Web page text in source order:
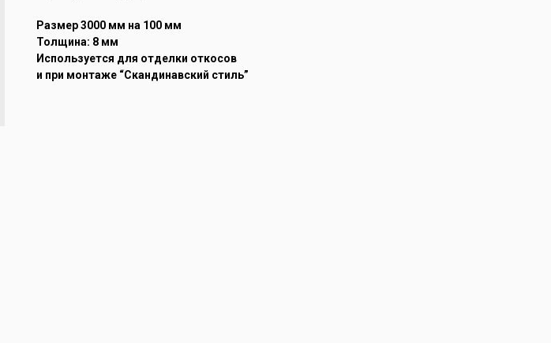
Размер 3000 мм на 100 мм
Толщина: 8 мм
Используется для отделки откосов
и при монтаже “Скандинавский стиль”